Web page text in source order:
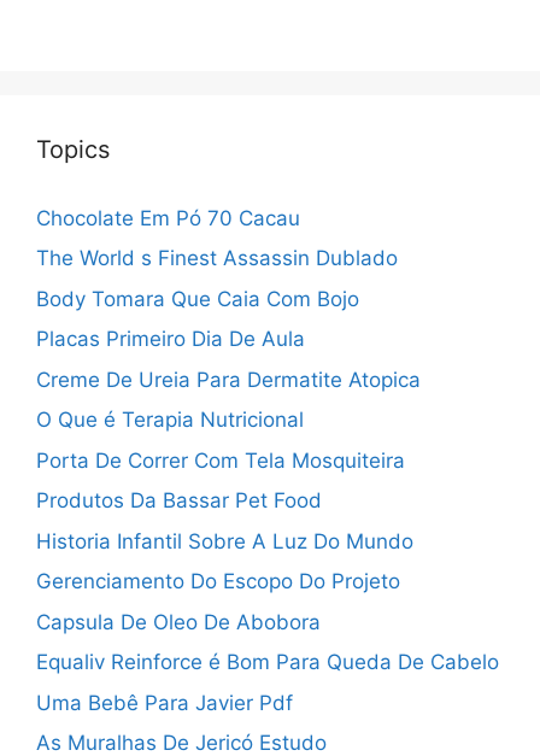
Topics
Chocolate Em Pó 70 Cacau
The World s Finest Assassin Dublado
Body Tomara Que Caia Com Bojo
Placas Primeiro Dia De Aula
Creme De Ureia Para Dermatite Atopica
O Que é Terapia Nutricional
Porta De Correr Com Tela Mosquiteira
Produtos Da Bassar Pet Food
Historia Infantil Sobre A Luz Do Mundo
Gerenciamento Do Escopo Do Projeto
Capsula De Oleo De Abobora
Equaliv Reinforce é Bom Para Queda De Cabelo
Uma Bebê Para Javier Pdf
As Muralhas De Jericó Estudo